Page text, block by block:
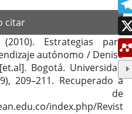
citar
Estrategias para
autónomo / Denise
Bogotá. Universidad
209–211. Recuperado a
de
index.php/Revist